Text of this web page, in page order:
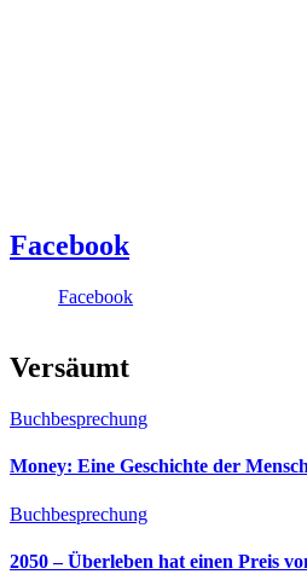
Facebook
Facebook
Versäumt
Buchbesprechung
Money: Eine Geschichte der
Buchbesprechung
2050 – Überleben hat einen Preis